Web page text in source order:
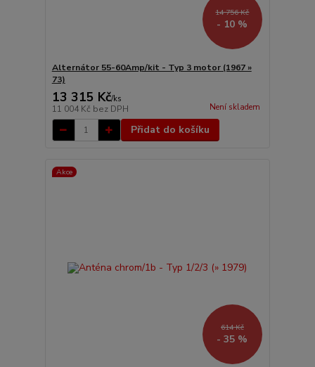
14 756 Kč
- 10 %
Alternátor 55-60Amp/kit - Typ 3 motor (1967 »
73)
13 315 Kč/ks
11 004 Kč bez DPH Není skladem
Přidat do košíku
Akce
614 Kč
- 35 %